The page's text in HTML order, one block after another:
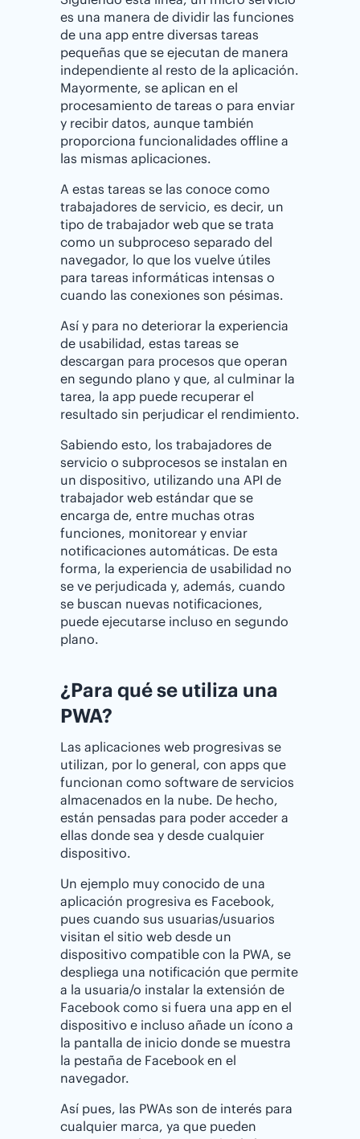
es una manera de dividir las funciones
de una app entre diversas tareas
pequeñas que se ejecutan de manera
independiente al resto de la aplicación.
Mayormente, se aplican en el
procesamiento de tareas o para enviar
y recibir datos, aunque también
proporciona funcionalidades offline a
las mismas aplicaciones.
A estas tareas se las conoce como
trabajadores de servicio, es decir, un
tipo de trabajador web que se trata
como un subproceso separado del
navegador, lo que los vuelve útiles
para tareas informáticas intensas o
cuando las conexiones son pésimas.
Así y para no deteriorar la experiencia
de usabilidad, estas tareas se
descargan para procesos que operan
en segundo plano y que, al culminar la
tarea, la app puede recuperar el
resultado sin perjudicar el rendimiento.
Sabiendo esto, los trabajadores de
servicio o subprocesos se instalan en
un dispositivo, utilizando una API de
trabajador web estándar que se
encarga de, entre muchas otras
funciones, monitorear y enviar
notificaciones automáticas. De esta
forma, la experiencia de usabilidad no
se ve perjudicada y, además, cuando
se buscan nuevas notificaciones,
puede ejecutarse incluso en segundo
plano.
¿Para qué se utiliza una
PWA?
Las aplicaciones web progresivas se
utilizan, por lo general, con apps que
funcionan como software de servicios
almacenados en la nube. De hecho,
están pensadas para poder acceder a
ellas donde sea y desde cualquier
dispositivo.
Un ejemplo muy conocido de una
aplicación progresiva es Facebook,
pues cuando sus usuarias/usuarios
visitan el sitio web desde un
dispositivo compatible con la PWA, se
despliega una notificación que permite
a la usuaria/o instalar la extensión de
Facebook como si fuera una app en el
dispositivo e incluso añade un ícono a
la pantalla de inicio donde se muestra
la pestaña de Facebook en el
navegador.
Así pues, las PWAs son de interés para
cualquier marca, ya que pueden